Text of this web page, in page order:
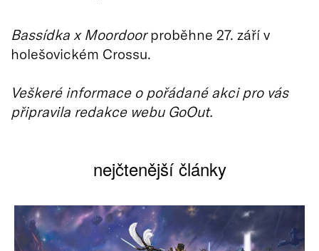
Bassídka x Moordoorproběhne 27. září v
holešovickém Crossu.
Veškeré informace o pořádané akci pro vás
připravila redakce webu GoOut.
nejčtenější články